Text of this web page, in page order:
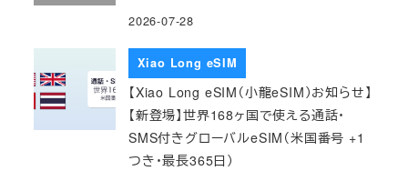
2026-07-28
Xiao Long eSIM
【Xiao Long eSIM（小龍eSIM）お知らせ】
【新登場】世界168ヶ国で使える通話・
SMS付きグローバルeSIM（米国番号 +1
つき・最長365日）